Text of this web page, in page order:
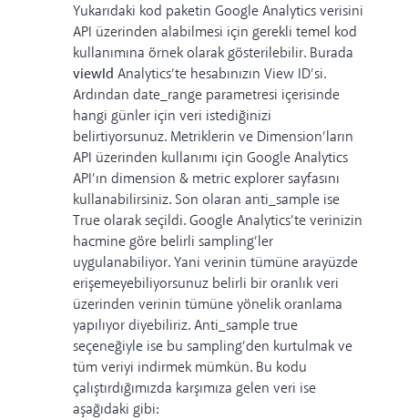
Yukarıdaki kod paketin Google Analytics verisini
API üzerinden alabilmesi için gerekli temel kod
kullanımına örnek olarak gösterilebilir. Burada
viewId Analytics’te hesabınızın View ID’si.
Ardından date_range parametresi içerisinde
hangi günler için veri istediğinizi
belirtiyorsunuz. Metriklerin ve Dimension’ların
API üzerinden kullanımı için Google Analytics
API’ın dimension & metric explorersayfasını
kullanabilirsiniz. Son olaran anti_sample ise
True olarak seçildi. Google Analytics’te verinizin
hacmine göre belirli sampling’ler
uygulanabiliyor. Yani verinin tümüne arayüzde
erişemeyebiliyorsunuz belirli bir oranlık veri
üzerinden verinin tümüne yönelik oranlama
yapılıyor diyebiliriz. Anti_sample true
seçeneğiyle ise bu sampling’den kurtulmak ve
tüm veriyi indirmek mümkün. Bu kodu
çalıştırdığımızda karşımıza gelen veri ise
aşağıdaki gibi: